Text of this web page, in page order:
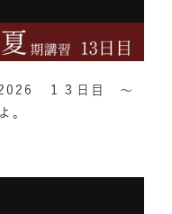
2026 １３日目 ～
。